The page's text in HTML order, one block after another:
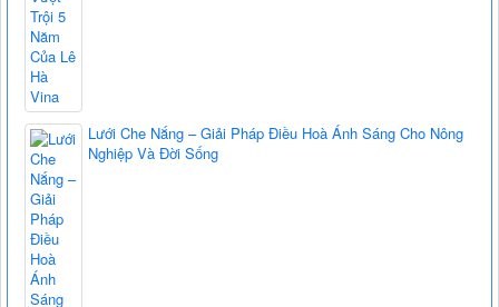
Lưới Che Nắng – Giải Pháp Điều Hoà Ánh Sáng Cho Nông
Nghiệp Và Đời Sống